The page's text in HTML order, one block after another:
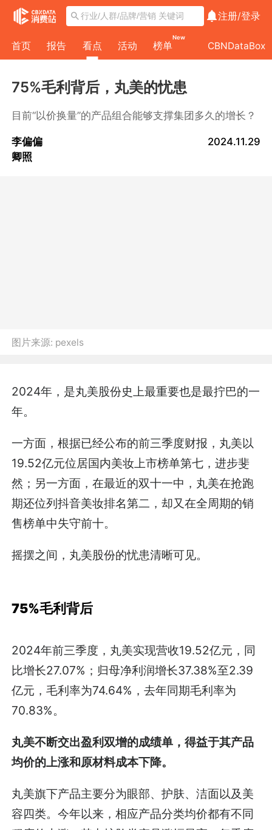
注册/登录
首页 报告 看点 活动 榜单
New
CBNDataBox
75%毛利背后，丸美的忧患
目前“以价换量”的产品组合能够支撑集团多久的增长？
李偏偏
卿照
2024.11.29
图片来源: pexels
2024年，是丸美股份史上最重要也是最拧巴的一
年。
一方面，根据已经公布的前三季度财报，丸美以
19.52亿元位居国内美妆上市榜单第七，进步斐
然；另一方面，在最近的双十一中，丸美在抢跑
期还位列抖音美妆排名第二，却又在全周期的销
售榜单中失守前十。
摇摆之间，丸美股份的忧患清晰可见。
75%毛利背后
2024年前三季度，丸美实现营收19.52亿元，同
比增长27.07%；归母净利润增长37.38%至2.39
亿元，毛利率为74.64%，去年同期毛利率为
70.83%。
丸美不断交出盈利双增的成绩单，得益于其产品
均价的上涨和原材料成本下降。
丸美旗下产品主要分为眼部、护肤、洁面以及美
容四类。今年以来，相应产品分类均价都有不同